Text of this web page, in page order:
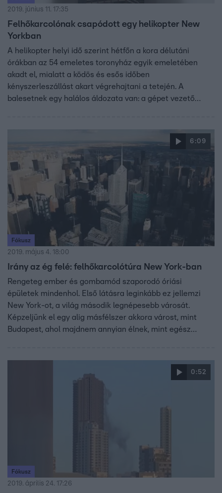
2019. június 11. 17:35
Felhőkarcolónak csapódott egy helikopter New
Yorkban
A helikopter helyi idő szerint hétfőn a kora délutáni
órákban az 54 emeletes toronyház egyik emeletében
akadt el, mialatt a ködös és esős időben
kényszerleszállást akart végrehajtani a tetején. A
balesetnek egy halálos áldozata van: a gépet vezető
6:09
Fókusz
2019. május 4. 18:00
Irány az ég felé: felhőkarcolótúra New York-ban
Rengeteg ember és gombamód szaporodó óriási
épületek mindenhol. Első látásra leginkább ez jellemzi
New York-ot, a világ második legnépesebb városát.
Képzeljünk el egy alig másfélszer akkora várost, mint
Budapest, ahol majdnem annyian élnek, mint egész
felhőkarcolókkal és ezek csillagászati áraival.
0:52
Fókusz
2019. április 24. 17:26